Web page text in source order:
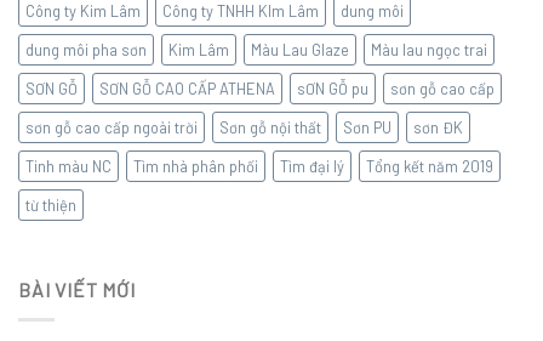
Công ty Kim Lâm
Công ty TNHH KIm Lâm
dung môi
dung môi pha sơn
Kim Lâm Màu Lau Glaze
Màu lau ngọc trai
SƠN GỖ
SƠN GỖ CAO CẤP ATHENA sƠN GỖ pu
sơn gỗ cao cấp
sơn gỗ cao cấp ngoài trời
Sơn gỗ nội thất Sơn PU
sơn ĐK
Tinh màu NC
Tìm nhà phân phối Tìm đại lý
Tổng kết năm 2019
từ thiện
BÀI VIẾT MỚI